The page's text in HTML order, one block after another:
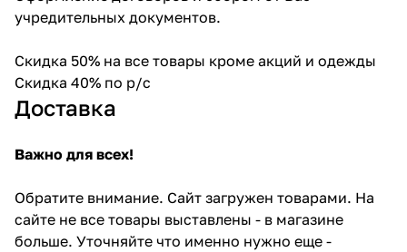
учредительных документов.
Скидка 50% на все товары кроме акций и одежды
Скидка 40% по р/с
Доставка
Важно для всех!
Обратите внимание. Сайт загружен товарами. На
сайте не все товары выставлены - в магазине
больше. Уточняйте что именно нужно еще -